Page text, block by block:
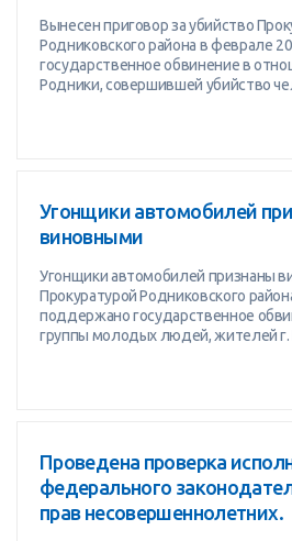
Вынесен приговор за убийство
Родниковского района в феврале
государственное обвинение в
Родники, совершившей убийство
Угонщики автомобилей
виновными
Угонщики автомобилей признаны
Прокуратурой Родниковского
поддержано государственное
группы молодых людей, жителей
Проведена проверка
федерального
прав несовершеннолетних.